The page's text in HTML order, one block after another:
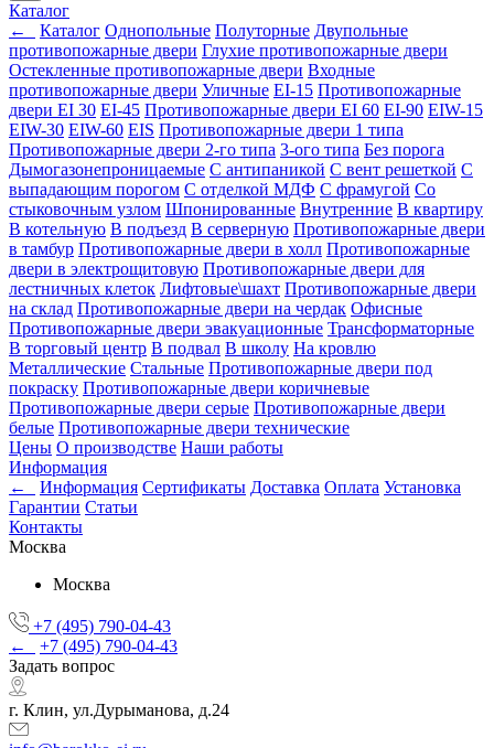
Каталог
←
Каталог Однопольные Полуторные Двупольные
противопожарные двери Глухие противопожарные двери
Остекленные противопожарные двери Входные
противопожарные двери Уличные EI-15 Противопожарные
двери EI 30 EI-45 Противопожарные двери EI 60 EI-90 EIW-15
EIW-30 EIW-60 EIS Противопожарные двери 1 типа
Противопожарные двери 2-го типа 3-ого типа Без порога
Дымогазонепроницаемые С антипаникой С вент решеткой С
выпадающим порогом С отделкой МДФ С фрамугой Со
стыковочным узлом Шпонированные Внутренние В квартиру
В котельную В подъезд В серверную Противопожарные двери
в тамбур Противопожарные двери в холл Противопожарные
двери в электрощитовую Противопожарные двери для
лестничных клеток Лифтовые\шахт Противопожарные двери
на склад Противопожарные двери на чердак Офисные
Противопожарные двери эвакуационные Трансформаторные
В торговый центр В подвал В школу На кровлю
Металлические Стальные Противопожарные двери под
покраску Противопожарные двери коричневые
Противопожарные двери серые Противопожарные двери
белые Противопожарные двери технические
Цены О производстве Наши работы
Информация
←
Информация Сертификаты Доставка Оплата Установка
Гарантии Статьи
Контакты
Москва
Москва
+7 (495) 790-04-43
←
+7 (495) 790-04-43
Задать вопрос
г. Клин, ул.Дурыманова, д.24